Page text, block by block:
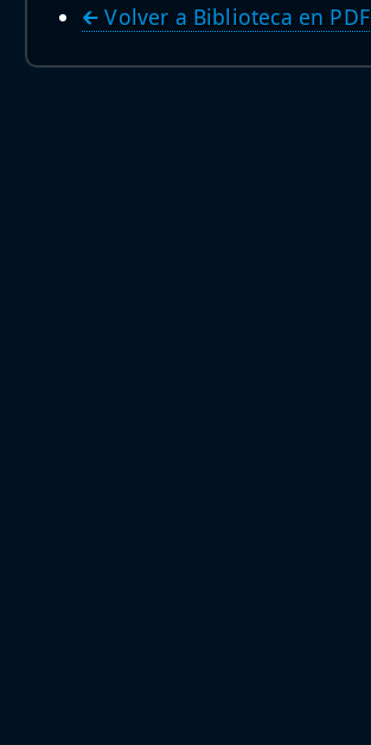
🡰 Volver a Biblioteca en PDF